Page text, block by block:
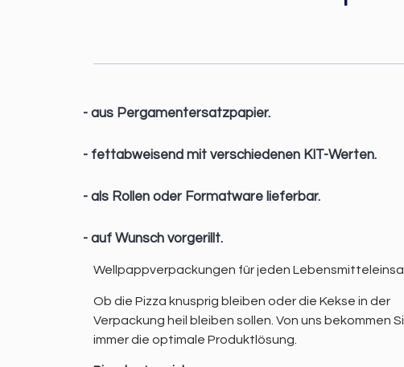
- aus Pergamentersatzpapier.
- fettabweisend mit verschiedenen KIT-Werten.
- als Rollen oder Formatware lieferbar.
- auf Wunsch vorgerillt.
Wellpappverpackungen für jeden
Ob die Pizza knusprig bleiben oder die Kekse in der
Verpackung heil bleiben sollen. Von uns bekommen
immer die optimale Produktlösung.